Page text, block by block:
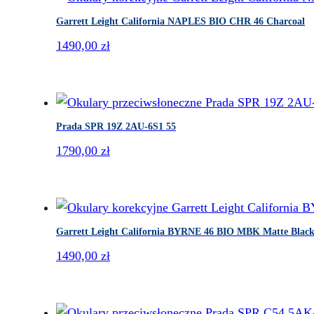
Garrett Leight California NAPLES BIO CHR 46 Charcoal
1490,00 zł
Prada SPR 19Z 2AU-6S1 55
1790,00 zł
Garrett Leight California BYRNE 46 BIO MBK Matte Black
1490,00 zł